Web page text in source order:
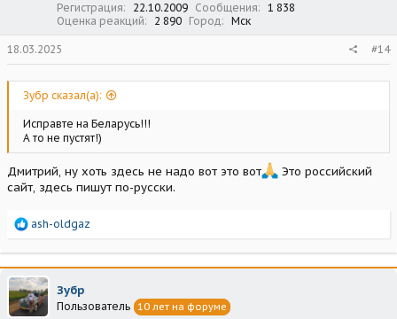
Регистрация
22.10.2009 Сообщения
1 838
Оценка реакций
2 890 Город Мск
18.03.2025 #14
Зубр сказал(а):
Исправте на Беларусь!!!
А то не пустят!)
Дмитрий, ну хоть здесь не надо вот это вот
Это российский
сайт, здесь пишут по-русски.
Р
а
к
ц
и
и
ash-oldgaz
Зубр
Пользователь 10 лет на форуме